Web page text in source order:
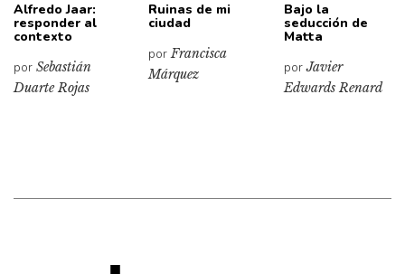
Alfredo Jaar:
responder al
contexto
por Sebastián
Duarte Rojas
Ruinas de mi
ciudad
porFrancisca
Márquez
Bajo la
seducción de
Matta
porJavier
Edwards Renard